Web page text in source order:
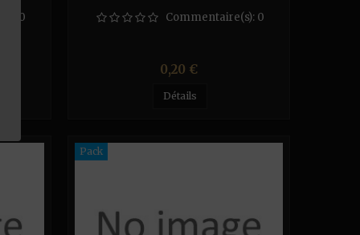
0 Commentaire(s): 0
Prix
0,20 €
Détails
Pack